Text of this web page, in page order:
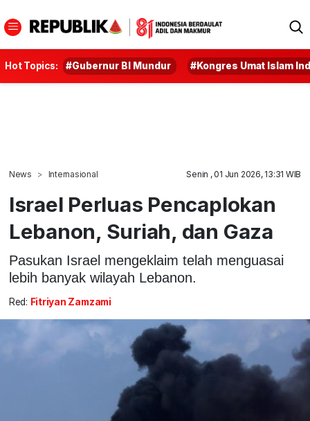
Hot Topics: #Gubernur BI Mundur #Kongres Umat Islam
News Internasional Senin , 01 Jun 2026, 13:31 WIB
Israel Perluas Pencaplokan
Lebanon, Suriah, dan Gaza
Pasukan Israel mengeklaim telah menguasai
lebih banyak wilayah Lebanon.
Red: Fitriyan Zamzami